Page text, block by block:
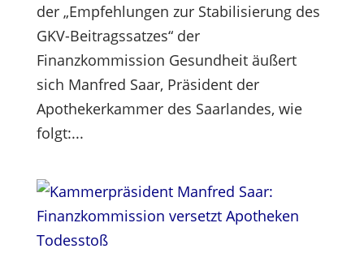
der „Empfehlungen zur Stabilisierung des
GKV-Beitragssatzes“ der
Finanzkommission Gesundheit äußert
sich Manfred Saar, Präsident der
Apothekerkammer des Saarlandes, wie
folgt:...